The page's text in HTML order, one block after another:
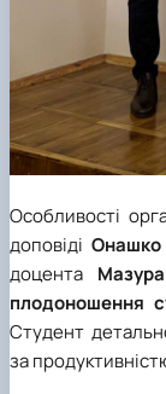
Особливості
доповіді Онашко
доцента
плодоношення
Студент
за